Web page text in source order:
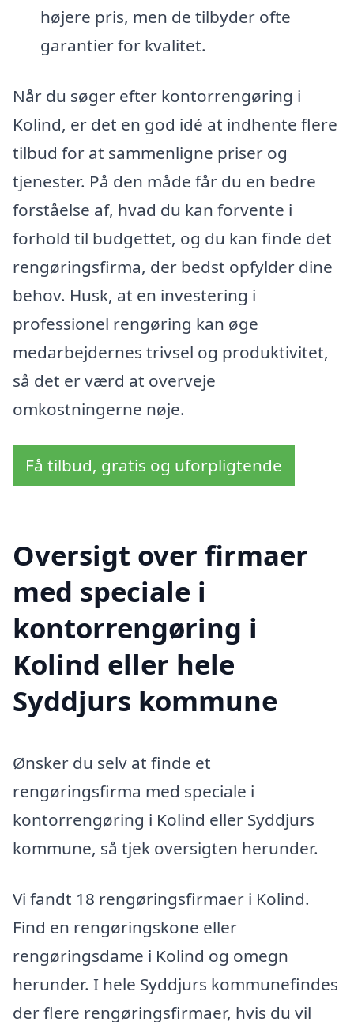
højere pris, men de tilbyder ofte
garantier for kvalitet.
Når du søger efter kontorrengøring i
Kolind, er det en god idé at indhente flere
tilbud for at sammenligne priser og
tjenester. På den måde får du en bedre
forståelse af, hvad du kan forvente i
forhold til budgettet, og du kan finde det
rengøringsfirma, der bedst opfylder dine
behov. Husk, at en investering i
professionel rengøring kan øge
medarbejdernes trivsel og produktivitet,
så det er værd at overveje
omkostningerne nøje.
Få tilbud, gratis og uforpligtende
Oversigt over firmaer
med speciale i
kontorrengøring i
Kolind eller hele
Syddjurs kommune
Ønsker du selv at finde et
rengøringsfirma med speciale i
kontorrengøring i Kolind eller Syddjurs
kommune, så tjek oversigten herunder.
Vi fandt 18 rengøringsfirmaer i Kolind.
Find en rengøringskone eller
rengøringsdame i Kolind og omegn
herunder. I hele Syddjurs kommunefindes
der flere rengøringsfirmaer, hvis du vil